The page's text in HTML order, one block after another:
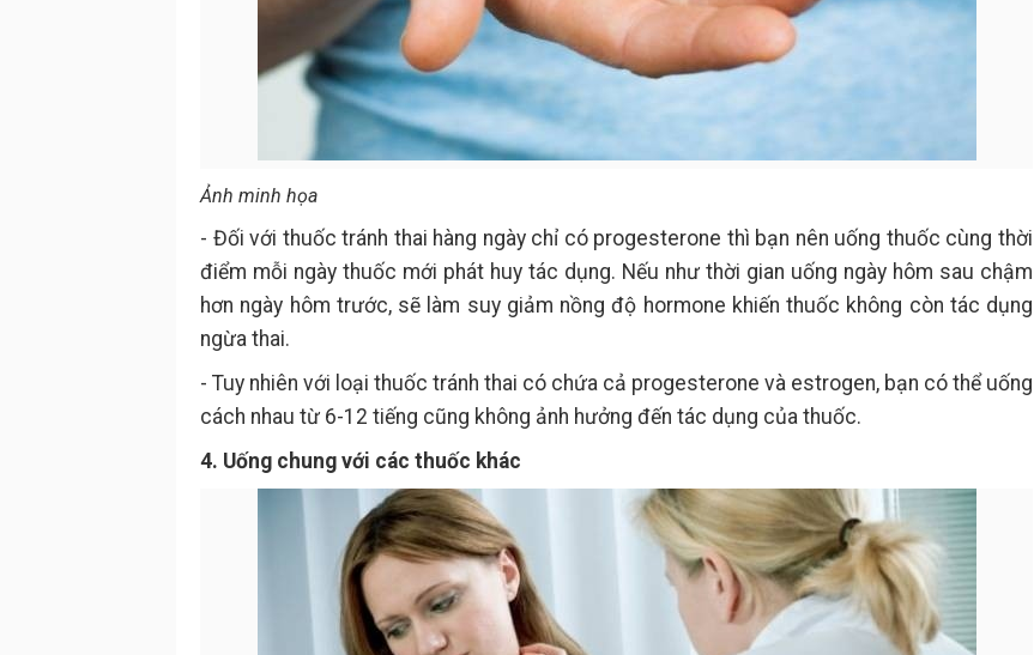
Ảnh minh họa
- Đối với thuốc tránh thai hàng ngày chỉ có progesterone thì bạn nên uống thuốc cùng thời
điểm mỗi ngày thuốc mới phát huy tác dụng. Nếu như thời gian uống ngày hôm sau chậm
hơn ngày hôm trước, sẽ làm suy giảm nồng độ hormone khiến thuốc không còn tác dụng
ngừa thai.
- Tuy nhiên với loại thuốc tránh thai có chứa cả progesterone và estrogen, bạn có thể uống
cách nhau từ 6-12 tiếng cũng không ảnh hưởng đến tác dụng của thuốc.
4. Uống chung với các thuốc khác